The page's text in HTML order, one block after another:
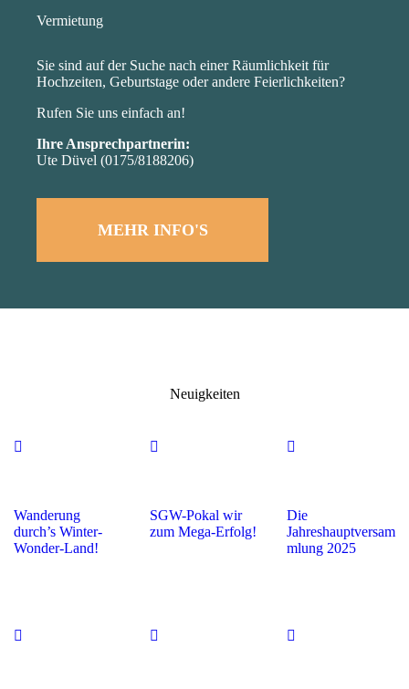
Vermietung
Sie sind auf der Suche nach einer Räumlichkeit für
Hochzeiten, Geburtstage oder andere Feierlichkeiten?
Rufen Sie uns einfach an!
Ihre Ansprechpartnerin:
Ute Düvel (0175/8188206)
MEHR INFO'S
Neuigkeiten
Wanderung
durch’s Winter-
Wonder-Land!
SGW-Pokal wir
zum Mega-Erfolg!
Die
Jahreshauptversam
mlung 2025